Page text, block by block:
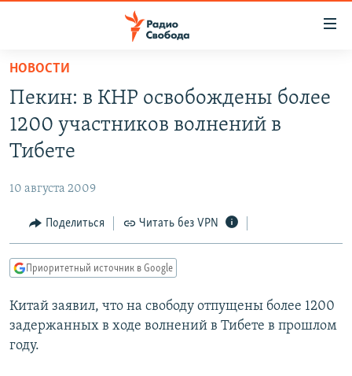
упрощенного
доступа
Вернуться
основному
Вернутся
Вернутся
поиску
АВТОРСКИЕ ПРОЕКТЫ
МНЕНИЯ
КУЛЬТУРА
КАВКАЗ.РЕАЛИИ
СЕВЕР.РЕАЛИИ
СИБИРЬ.РЕАЛИИ
НОВОСТИ
Пекин: в КНР освобождены более
1200 участников волнений в
Тибете
10 августа 2009
Поделиться Читать без VPN
Приоритетный источник в Google
Китай заявил, что на свободу отпущены более 1200
задержанных в ходе волнений в Тибете в прошлом
году.